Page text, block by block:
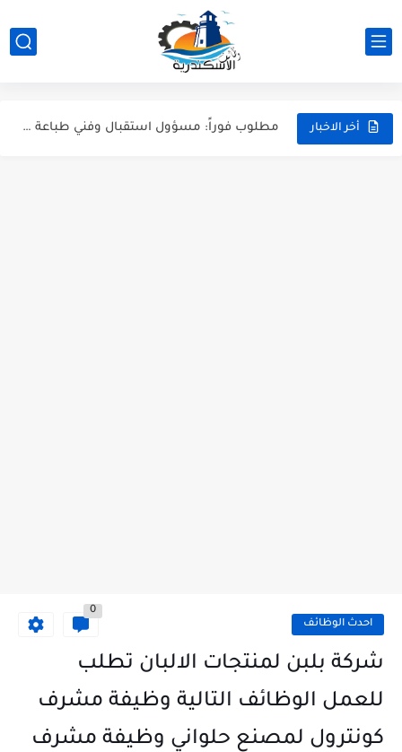
أخر الاخبار
وظائف مدرسين تمريض - وظائف شاغرة في المعهد الفني للتمريض...
شيف كريب، كاشير، وأعضاء مطبخ | وظائف مطعم ذا كريبياري...
احدث الوظائف
0
شركة بلبن لمنتجات الالبان تطلب
للعمل الوظائف التالية وظيفة مشرف
كونترول لمصنع حلواني وظيفة مشرف